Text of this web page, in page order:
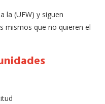
la (UFW) y siguen
mismos que no quieren el